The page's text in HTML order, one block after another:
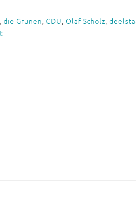
, die Grünen, CDU, Olaf Scholz,